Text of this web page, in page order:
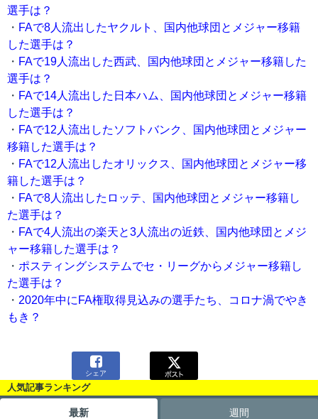
選手は？
・ FAで8人流出したヤクルト、国内他球団とメジャー移籍
した選手は？
・ FAで19人流出した西武、国内他球団とメジャー移籍した
選手は？
・ FAで14人流出した日本ハム、国内他球団とメジャー移籍
した選手は？
・ FAで12人流出したソフトバンク、国内他球団とメジャー
移籍した選手は？
・ FAで12人流出したオリックス、国内他球団とメジャー移
籍した選手は？
・ FAで8人流出したロッテ、国内他球団とメジャー移籍し
た選手は？
・ FAで4人流出の楽天と3人流出の近鉄、国内他球団とメジ
ャー移籍した選手は？
・ ポスティングシステムでセ・リーグからメジャー移籍し
た選手は？
・ 2020年中にFA権取得見込みの選手たち、コロナ渦でやき
もき？

シェア
人気記事ランキング
最新 週間